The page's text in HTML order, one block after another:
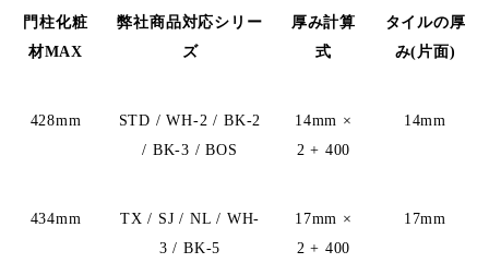
門柱化粧
材MAX
弊社商品対応シリー
ズ
厚み計算
式
タイルの厚
み(片面)
428mm
STD / WH-2 / BK-2
/ BK-3 / BOS
14mm ×
2 + 400
14mm
434mm
TX / SJ / NL / WH-
3 / BK-5
17mm ×
2 + 400
17mm